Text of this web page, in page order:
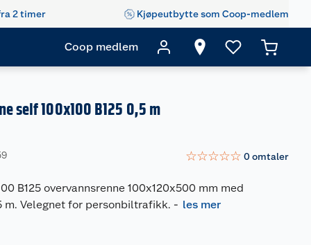
2 timer Kjøpeutbytte som Coop-medlem
Coop medlem
self 100x100 B125 0,5 m
☆☆☆☆☆ 0omtaler
B125 overvannsrenne 100x120x500 mm med
m. Velegnet for personbiltrafikk. - les mer